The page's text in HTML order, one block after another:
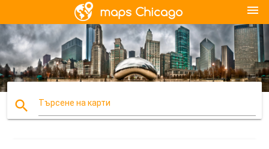
menu
search Търсене на карти